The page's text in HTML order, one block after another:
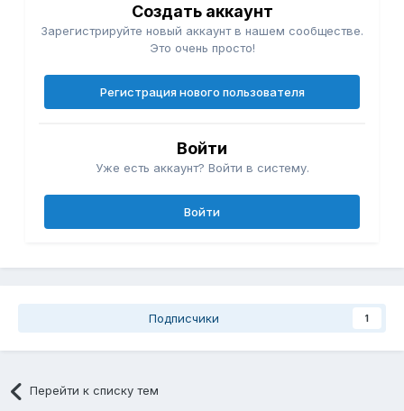
Создать аккаунт
Зарегистрируйте новый аккаунт в нашем сообществе.
Это очень просто!
Регистрация нового пользователя
Войти
Уже есть аккаунт? Войти в систему.
Войти
Подписчики 1
Перейти к списку тем